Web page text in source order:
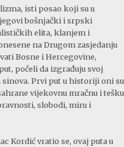
isti posao koji su u
bošnjački i srpski
elita, klanjem i
na Drugom zasjedanju
Bosne i Hercegovine,
počeli da izgrađuju svoj
Prvi put u historiji oni su
vijekovnu mračnu i tešku
slobodi, miru i
Kordić vratio se, ovaj puta u